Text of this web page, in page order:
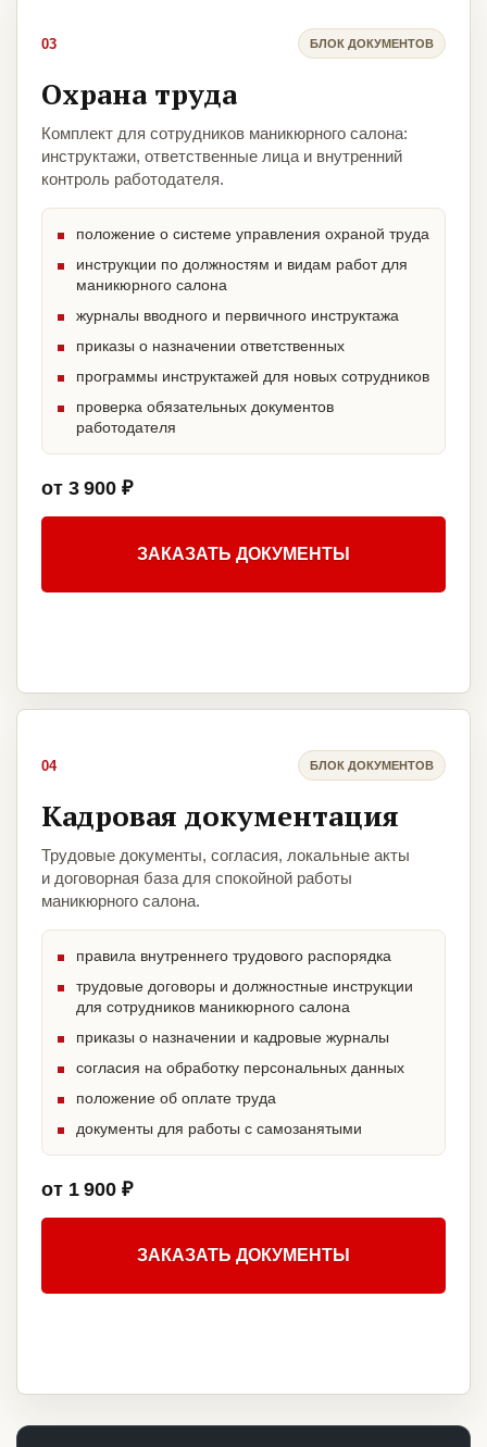
03 БЛОК ДОКУМЕНТОВ
Охрана труда
Комплект для сотрудников маникюрного салона:
инструктажи, ответственные лица и внутренний
контроль работодателя.
положение о системе управления охраной труда
инструкции по должностям и видам работ для
маникюрного салона
журналы вводного и первичного инструктажа
приказы о назначении ответственных
программы инструктажей для новых сотрудников
проверка обязательных документов
работодателя
от 3 900 ₽
ЗАКАЗАТЬ ДОКУМЕНТЫ
04 БЛОК ДОКУМЕНТОВ
Кадровая документация
Трудовые документы, согласия, локальные акты
и договорная база для спокойной работы
маникюрного салона.
правила внутреннего трудового распорядка
трудовые договоры и должностные инструкции
для сотрудников маникюрного салона
приказы о назначении и кадровые журналы
согласия на обработку персональных данных
положение об оплате труда
документы для работы с самозанятыми
от 1 900 ₽
ЗАКАЗАТЬ ДОКУМЕНТЫ